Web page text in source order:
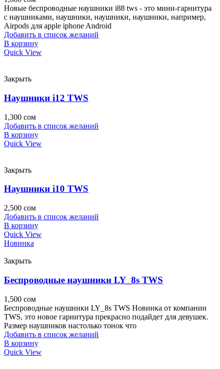
Новые беспроводные наушники i88 tws - это мини-гарнитура
с наушниками, наушники, наушники, наушники, например,
Airpods для apple iphone Android
Добавить в список желаний
В корзину
Quick View
Закрыть
Наушники i12 TWS
1,300 сом
Добавить в список желаний
В корзину
Quick View
Закрыть
Наушники i10 TWS
2,500 сом
Добавить в список желаний
В корзину
Quick View
Новинка
Закрыть
Беспроводные наушники LY_8s TWS
1,500 сом
Беспроводные наушники LY_8s TWS Новинка от компании
TWS, это новое гарнитура прекрасно подайдет для девушек.
Размер наушников настолько тонок что
Добавить в список желаний
В корзину
Quick View